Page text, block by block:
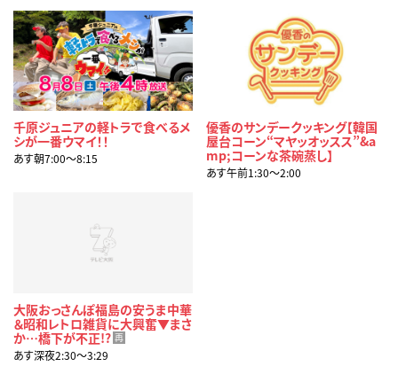
千原ジュニアの軽トラで食べるメ
シが一番ウマイ！！
あす朝7:00〜8:15
優香のサンデークッキング【韓国
屋台コーン“マヤッオッスス”&a
mp;コーンな茶碗蒸し】
あす午前1:30〜2:00
大阪おっさんぽ福島の安うま中華
＆昭和レトロ雑貨に大興奮▼まさ
か…橋下が不正!? 再
あす深夜2:30〜3:29